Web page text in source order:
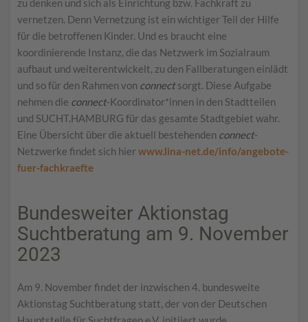
zu denken und sich als Einrichtung bzw. Fachkraft zu
vernetzen. Denn Vernetzung ist ein wichtiger Teil der Hilfe
für die betroffenen Kinder. Und es braucht eine
koordinierende Instanz, die das Netzwerk im Sozialraum
aufbaut und weiterentwickelt, zu den Fallberatungen einlädt
und so für den Rahmen von connectsorgt. Diese Aufgabe
nehmen die connect-Koordinator*innen in den Stadtteilen
und SUCHT.HAMBURG für das gesamte Stadtgebiet wahr.
Eine Übersicht über die aktuell bestehenden connect-
Netzwerke findet sich hierwww.lina-net.de/info/angebote-
fuer-fachkraefte
Bundesweiter Aktionstag
Suchtberatung am 9. November
2023
Am 9. November findet der inzwischen 4. bundesweite
Aktionstag Suchtberatung statt, der von der Deutschen